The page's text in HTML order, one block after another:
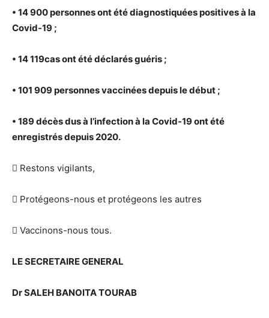
• 14 900 personnes ont été diagnostiquées positives à la
Covid-19 ;
• 14 119cas ont été déclarés guéris ;
• 101 909 personnes vaccinées depuis le début ;
• 189 décès dus à l’infection à la Covid-19 ont été
enregistrés depuis 2020.
 Restons vigilants,
 Protégeons-nous et protégeons les autres
 Vaccinons-nous tous.
LE SECRETAIRE GENERAL
Dr SALEH BANOITA TOURAB